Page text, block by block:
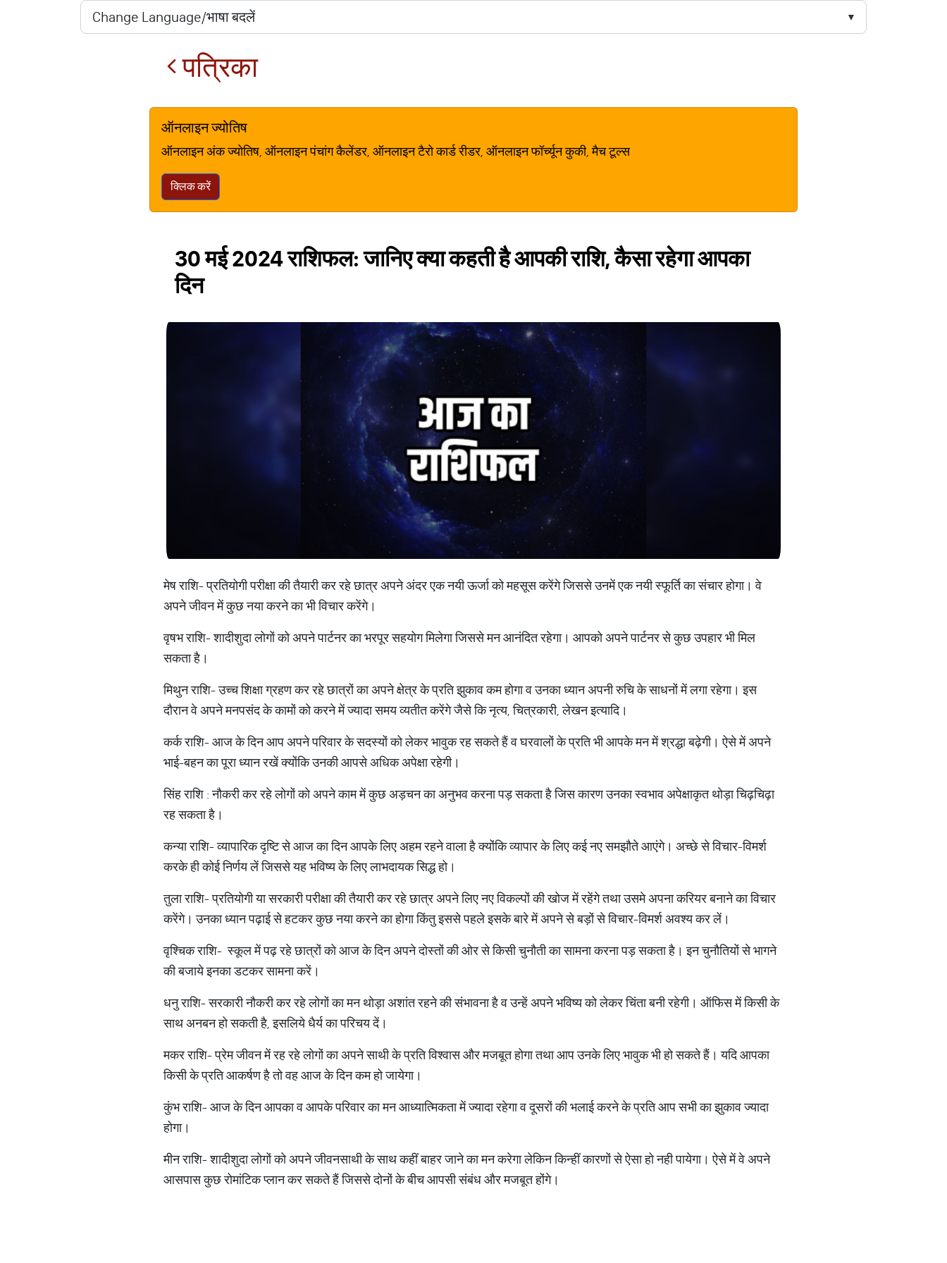
पत्रिका
ऑनलाइन ज्योतिष
ऑनलाइन अंक ज्योतिष, ऑनलाइन पंचांग कैलेंडर, ऑनलाइन टैरो कार्ड रीडर, ऑनलाइन फॉर्च्यून कुकी, मैच टूल्स
क्लिक करें
30 मई 2024 राशिफल: जानिए क्या कहती है आपकी राशि, कैसा रहेगा आपका
दिन
मेष राशि- प्रतियोगी परीक्षा की तैयारी कर रहे छात्र अपने अंदर एक नयी ऊर्जा को महसूस करेंगे जिससे उनमें एक नयी स्फूर्ति का संचार होगा। वे
अपने जीवन में कुछ नया करने का भी विचार करेंगे।
वृषभ राशि- शादीशुदा लोगों को अपने पार्टनर का भरपूर सहयोग मिलेगा जिससे मन आनंदित रहेगा। आपको अपने पार्टनर से कुछ उपहार भी मिल
सकता है।
मिथुन राशि- उच्च शिक्षा ग्रहण कर रहे छात्रों का अपने क्षेत्र के प्रति झुकाव कम होगा व उनका ध्यान अपनी रुचि के साधनों में लगा रहेगा। इस
दौरान वे अपने मनपसंद के कामों को करने में ज्यादा समय व्यतीत करेंगे जैसे कि नृत्य, चित्रकारी, लेखन इत्यादि।
कर्क राशि- आज के दिन आप अपने परिवार के सदस्यों को लेकर भावुक रह सकते हैं व घरवालों के प्रति भी आपके मन में श्रद्धा बढ़ेगी। ऐसे में अपने
भाई-बहन का पूरा ध्यान रखें क्योंकि उनकी आपसे अधिक अपेक्षा रहेगी।
सिंह राशि : नौकरी कर रहे लोगों को अपने काम में कुछ अड़चन का अनुभव करना पड़ सकता है जिस कारण उनका स्वभाव अपेक्षाकृत थोड़ा चिढ़चिढ़ा
रह सकता है।
कन्या राशि- व्यापारिक दृष्टि से आज का दिन आपके लिए अहम रहने वाला है क्योंकि व्यापार के लिए कई नए समझौते आएंगे। अच्छे से विचार-विमर्श
करके ही कोई निर्णय लें जिससे यह भविष्य के लिए लाभदायक सिद्ध हो।
तुला राशि- प्रतियोगी या सरकारी परीक्षा की तैयारी कर रहे छात्र अपने लिए नए विकल्पों की खोज में रहेंगे तथा उसमे अपना करियर बनाने का विचार
करेंगे। उनका ध्यान पढ़ाई से हटकर कुछ नया करने का होगा किंतु इससे पहले इसके बारे में अपने से बड़ों से विचार-विमर्श अवश्य कर लें।
वृश्चिक राशि- स्कूल में पढ़ रहे छात्रों को आज के दिन अपने दोस्तों की ओर से किसी चुनौती का सामना करना पड़ सकता है। इन चुनौतियों से भागने
की बजाये इनका डटकर सामना करें।
धनु राशि- सरकारी नौकरी कर रहे लोगों का मन थोड़ा अशांत रहने की संभावना है व उन्हें अपने भविष्य को लेकर चिंता बनी रहेगी। ऑफिस में किसी के
साथ अनबन हो सकती है, इसलिये धैर्य का परिचय दें।
मकर राशि- प्रेम जीवन में रह रहे लोगों का अपने साथी के प्रति विश्वास और मजबूत होगा तथा आप उनके लिए भावुक भी हो सकते हैं। यदि आपका
किसी के प्रति आकर्षण है तो वह आज के दिन कम हो जायेगा।
कुंभ राशि- आज के दिन आपका व आपके परिवार का मन आध्यात्मिकता में ज्यादा रहेगा व दूसरों की भलाई करने के प्रति आप सभी का झुकाव ज्यादा
होगा।
मीन राशि- शादीशुदा लोगों को अपने जीवनसाथी के साथ कहीं बाहर जाने का मन करेगा लेकिन किन्हीं कारणों से ऐसा हो नही पायेगा। ऐसे में वे अपने
आसपास कुछ रोमांटिक प्लान कर सकते हैं जिससे दोनों के बीच आपसी संबंध और मजबूत होंगे।